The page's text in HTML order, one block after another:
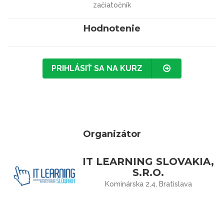
začiatočník
Hodnotenie
PRIHLÁSIŤ SA NA KURZ
Organizátor
IT LEARNING SLOVAKIA,
S.R.O.
Kominárska 2,4, Bratislava